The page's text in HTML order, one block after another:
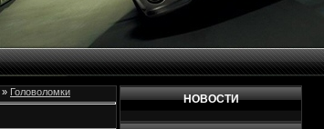
» Головоломки
НОВОСТИ